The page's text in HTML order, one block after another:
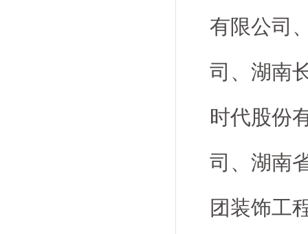
有限公司
司、湖南
时代股份
司、湖南
团装饰工